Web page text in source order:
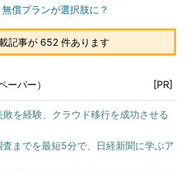
償プランが選択肢に？
記事が 652 件あります
ーパー） [PR]
を経験、クラウド移行を成功させる
までを最短5分で、日経新聞に学ぶア